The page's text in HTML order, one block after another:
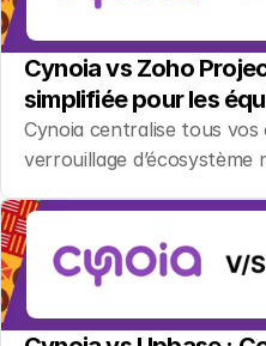
Cynoia vs Zoho
simplifiée pour les
Cynoia centralise tous vos
verrouillage